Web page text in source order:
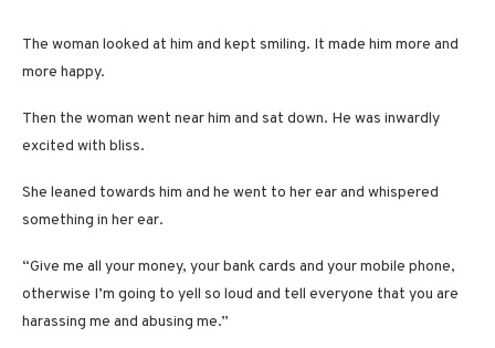
The woman looked at him and kept smiling. It made him more and
more happy.
Then the woman went near him and sat down. He was inwardly
excited with bliss.
She leaned towards him and he went to her ear and whispered
something in her ear.
“Give me all your money, your bank cards and your mobile phone,
otherwise I’m going to yell so loud and tell everyone that you are
harassing me and abusing me.”